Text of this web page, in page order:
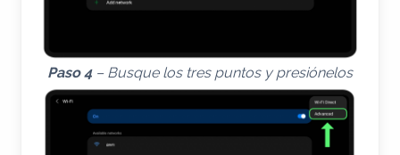
Paso 4– Busque los tres puntos y presiónelos